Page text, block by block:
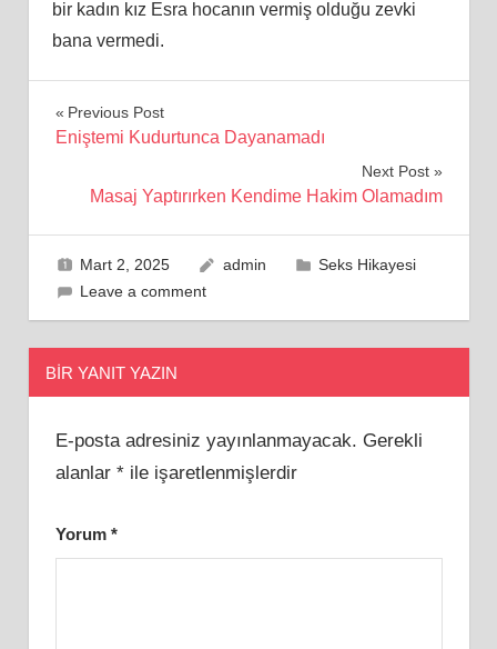
bir kadın kız Esra hocanın vermiş olduğu zevki
bana vermedi.
Yazı
Previous Post
Eniştemi Kudurtunca Dayanamadı
Next Post
Masaj Yaptırırken Kendime Hakim Olamadım
Mart 2, 2025 admin
Seks Hikayesi
Leave a comment
BIR YANIT YAZIN
E-posta adresiniz yayınlanmayacak. Gerekli
alanlar *ile işaretlenmişlerdir
Yorum *